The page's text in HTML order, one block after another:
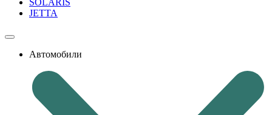
SOLARIS
JETTA
Автомобили